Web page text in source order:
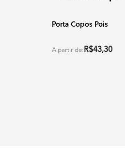
Porta Copos Pois
A partir de: R$43,30